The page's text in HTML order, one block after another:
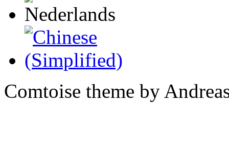
Comtoise theme by